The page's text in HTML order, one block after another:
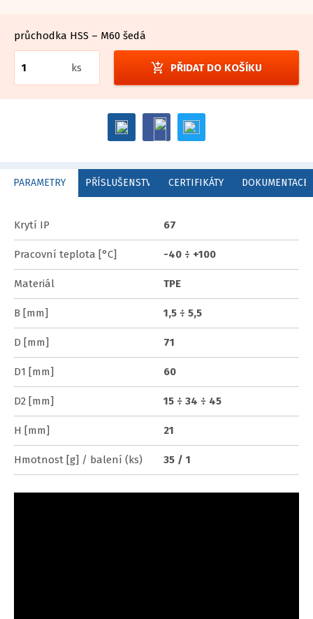
průchodka HSS – M60 šedá
ks add_shopping_cart PŘIDAT DO KOŠÍKU
PARAMETRY PŘÍSLUŠENSTVÍ CERTIFIKÁTY DOKUMENTACE
Krytí IP 67
Pracovní teplota [°C] -40 ÷ +100
Materiál TPE
B [mm] 1,5 ÷ 5,5
D [mm] 71
D1 [mm] 60
D2 [mm] 15 ÷ 34 ÷ 45
H [mm] 21
Hmotnost [g] / balení (ks) 35 / 1